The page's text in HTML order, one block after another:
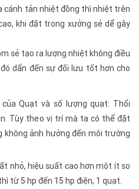
tản nhiệt đồng thì nhiệt trên
khi đặt trong xưởng sẻ dể gây
tạo ra lượng nhiệt không điều
dẩn đến sự đối lưu tốt hơn cho
Quạt và số lượng quạt: Thổi
Tùy theo vị trí mà ta có thể đặt
không ảnh hưởng đến môi trường
nhỏ, hiệu suất cao hơn một ít so
từ 5 hp đến 15 hp điện, 1 quạt.